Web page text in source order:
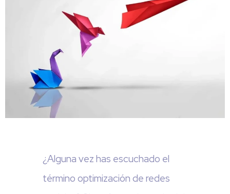
¿Alguna vez has escuchado el
término optimización de redes